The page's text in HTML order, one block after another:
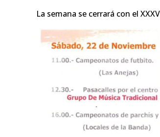
La semana se cerrará con el